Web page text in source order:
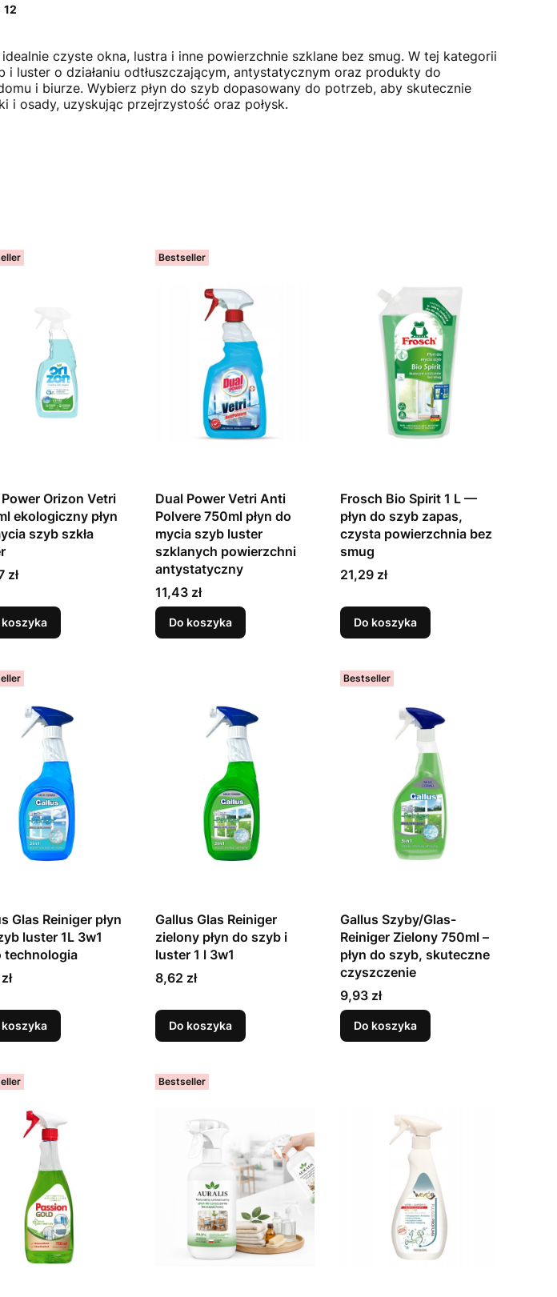
12
czyste okna, lustra i inne powierzchnie szklane bez smug. W tej kategorii
luster o działaniu odtłuszczającym, antystatycznym oraz produkty do
i biurze. Wybierz płyn do szyb dopasowany do potrzeb, aby skutecznie
i osady, uzyskując przejrzystość oraz połysk.
Orizon Vetri
ekologiczny płyn
szyb szkła
zł
koszyka
Bestseller
Dual Power Vetri Anti
Polvere 750ml płyn do
mycia szyb luster
szklanych powierzchni
antystatyczny
Cena
11,43 zł
Do koszyka
Frosch Bio Spirit 1 L —
płyn do szyb zapas,
czysta powierzchnia bez
smug
Cena
21,29 zł
Do koszyka
Glas Reiniger płyn
luster 1L 3w1
technologia
koszyka
Gallus Glas Reiniger
zielony płyn do szyb i
luster 1 l 3w1
Cena
8,62 zł
Do koszyka
Bestseller
Gallus Szyby/Glas-
Reiniger Zielony 750ml –
płyn do szyb, skuteczne
czyszczenie
Cena
9,93 zł
Do koszyka
Bestseller